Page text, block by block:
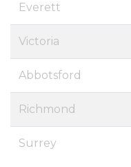
Everett
Victoria
Abbotsford
Richmond
Surrey